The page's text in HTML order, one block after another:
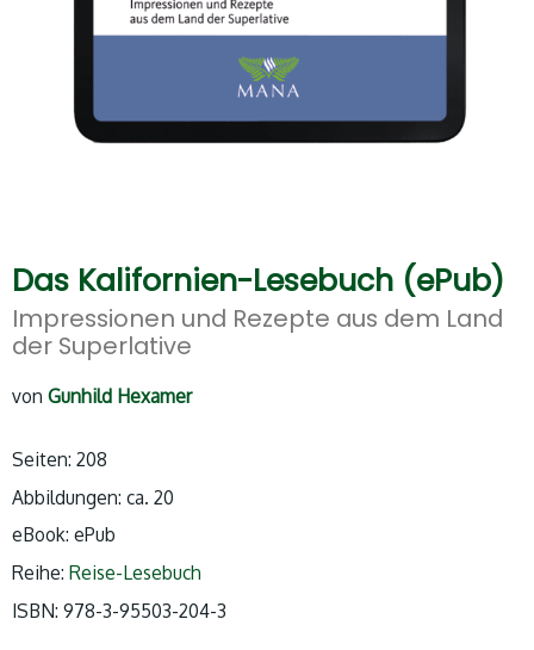
Das Kalifornien-Lesebuch (ePub)
Impressionen und Rezepte aus dem Land
der Superlative
von Gunhild Hexamer
Seiten: 208
Abbildungen: ca. 20
eBook: ePub
Reihe: Reise-Lesebuch
ISBN: 978-3-95503-204-3